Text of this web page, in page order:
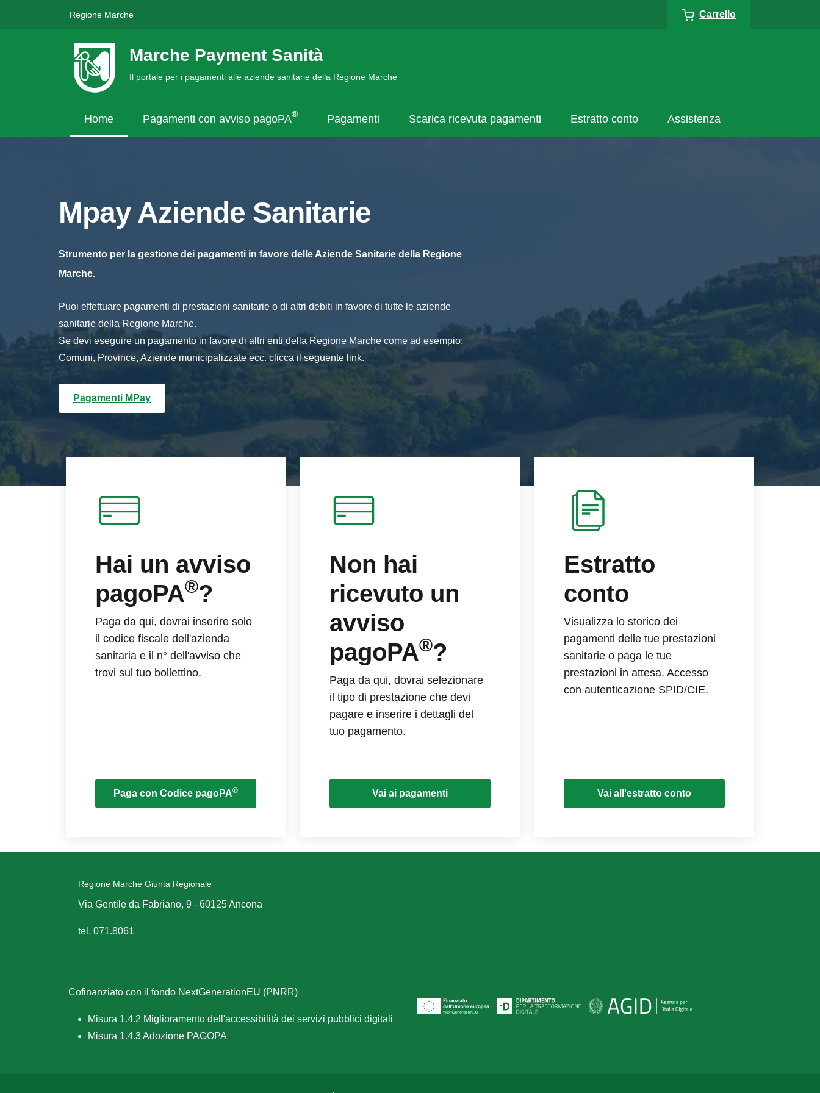
Regione Marche Carrello
Marche Payment Sanità
Il portale per i pagamenti alle aziende sanitarie della Regione Marche
Home Pagamenti con avviso pagoPA® Pagamenti Scarica ricevuta pagamenti Estratto conto Assistenza
Mpay Aziende Sanitarie
Strumento per la gestione dei pagamenti in favore delle Aziende Sanitarie della Regione
Marche.
Puoi effettuare pagamenti di prestazioni sanitarie o di altri debiti in favore di tutte le aziende
sanitarie della Regione Marche.
Se devi eseguire un pagamento in favore di altri enti della Regione Marche come ad esempio:
Comuni, Province, Aziende municipalizzate ecc. clicca il seguente link.
Pagamenti MPay
Hai un avviso
pagoPA®?
Paga da qui, dovrai inserire solo
il codice fiscale dell'azienda
sanitaria e il n° dell'avviso che
trovi sul tuo bollettino.
Paga con Codice pagoPA®
Non hai
ricevuto un
avviso
pagoPA®?
Paga da qui, dovrai selezionare
il tipo di prestazione che devi
pagare e inserire i dettagli del
tuo pagamento.
Vai ai pagamenti
Estratto
conto
Visualizza lo storico dei
pagamenti delle tue prestazioni
sanitarie o paga le tue
prestazioni in attesa. Accesso
con autenticazione SPID/CIE.
Vai all'estratto conto
Regione Marche Giunta Regionale
Via Gentile da Fabriano, 9 - 60125 Ancona
tel. 071.8061
Cofinanziato con il fondo NextGenerationEU (PNRR)
Misura 1.4.2 Miglioramento dell'accessibilità dei servizi pubblici digitali
Misura 1.4.3 Adozione PAGOPA